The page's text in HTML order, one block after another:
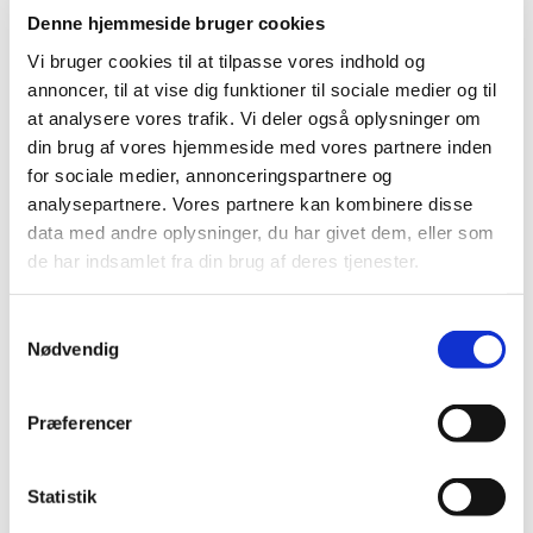
Denne hjemmeside bruger cookies
Vi bruger cookies til at tilpasse vores indhold og
annoncer, til at vise dig funktioner til sociale medier og til
at analysere vores trafik. Vi deler også oplysninger om
din brug af vores hjemmeside med vores partnere inden
for sociale medier, annonceringspartnere og
analysepartnere. Vores partnere kan kombinere disse
data med andre oplysninger, du har givet dem, eller som
de har indsamlet fra din brug af deres tjenester.
Nødvendig
Præferencer
Statistik
Vurdering af dansk metaanalyse af
antidepressiv medicin
|21. juni 2017|
Lægemiddelstyrelsen har lavet en vurdering af en meget
omtalt dansk metaanalyse fra Copenhagen Trial Unit
Lenzetto® får generelt tilskud
| 20. juni 2017|
Lægemiddelstyrelsen har besluttet, at Lenzetto skal have
|20. juni 2017|